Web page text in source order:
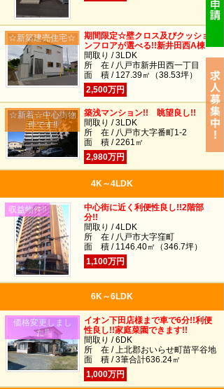
☆新築建売住宅☆
期間限定☆壁クロス及びクッショ
ンフロアが選べる!!新井田西A棟
間取り / 3LDK
所 在 / 八戸市新井田西一丁目
面 積 / 127.39㎡（38.53坪）
2,500万円
☆新着☆中心街物
件です!!
築浅マンション!! 眺望良し!!
間取り / 3LDK
所 在 / 八戸市大字番町1-2
面 積 / 2261㎡
2,980万円
4K～4LDK
収益物件!!
中心街に近く利便性良し!!2階部
分!!
間取り / 4LDK
所 在 / 八戸市大字窪町
面 積 / 1146.40㎡（346.7坪）
1,100万円
6K～6LDK
価格変更しまし
た!!
イオン下田店様まで車で6分!!利便
性良し!!家庭菜園できます!!
間取り / 6DK
所 在 / 上北郡おいらせ町苗平谷地
面 積 / 3筆合計636.24㎡
1,000万円